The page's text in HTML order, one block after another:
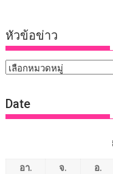
หัวข้อข่าว
หัวข้อ
Date
อา. จ. อ.